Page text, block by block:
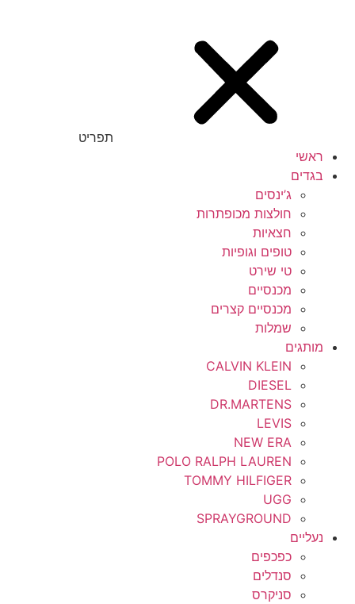
תפריט
ראשי
בגדים
ג’ינסים
חולצות מכופתרות
חצאיות
טופים וגופיות
טי שירט
מכנסיים
מכנסיים קצרים
שמלות
מותגים
CALVIN KLEIN
DIESEL
DR.MARTENS
LEVIS
NEW ERA
POLO RALPH LAUREN
TOMMY HILFIGER
UGG
SPRAYGROUND
נעליים
כפכפים
סנדלים
סניקרס